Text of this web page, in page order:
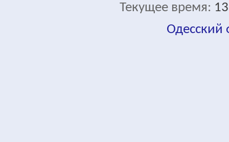
Текущее время:
Одесский